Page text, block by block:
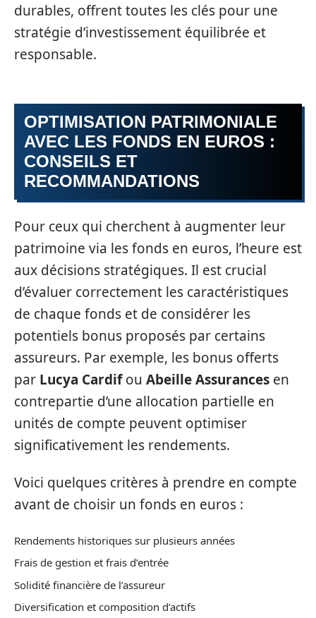
durables, offrent toutes les clés pour une
stratégie d’investissement équilibrée et
responsable.
OPTIMISATION PATRIMONIALE
AVEC LES FONDS EN EUROS :
CONSEILS ET
RECOMMANDATIONS
Pour ceux qui cherchent à augmenter leur
patrimoine via les fonds en euros, l’heure est
aux décisions stratégiques. Il est crucial
d’évaluer correctement les caractéristiques
de chaque fonds et de considérer les
potentiels bonus proposés par certains
assureurs. Par exemple, les bonus offerts
par Lucya Cardifou Abeille Assurances en
contrepartie d’une allocation partielle en
unités de compte peuvent optimiser
significativement les rendements.
Voici quelques critères à prendre en compte
avant de choisir un fonds en euros :
Rendements historiques sur plusieurs années
Frais de gestion et frais d’entrée
Solidité financière de l’assureur
Diversification et composition d’actifs